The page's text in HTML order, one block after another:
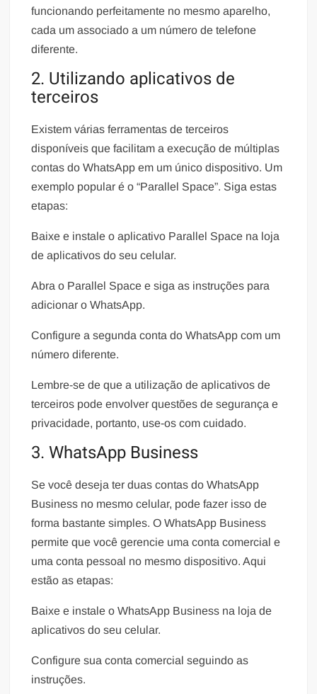
funcionando perfeitamente no mesmo aparelho,
cada um associado a um número de telefone
diferente.
2. Utilizando aplicativos de
terceiros
Existem várias ferramentas de terceiros
disponíveis que facilitam a execução de múltiplas
contas do WhatsApp em um único dispositivo. Um
exemplo popular é o “Parallel Space”. Siga estas
etapas:
Baixe e instale o aplicativo Parallel Space na loja
de aplicativos do seu celular.
Abra o Parallel Space e siga as instruções para
adicionar o WhatsApp.
Configure a segunda conta do WhatsApp com um
número diferente.
Lembre-se de que a utilização de aplicativos de
terceiros pode envolver questões de segurança e
privacidade, portanto, use-os com cuidado.
3. WhatsApp Business
Se você deseja ter duas contas do WhatsApp
Business no mesmo celular, pode fazer isso de
forma bastante simples. O WhatsApp Business
permite que você gerencie uma conta comercial e
uma conta pessoal no mesmo dispositivo. Aqui
estão as etapas:
Baixe e instale o WhatsApp Business na loja de
aplicativos do seu celular.
Configure sua conta comercial seguindo as
instruções.